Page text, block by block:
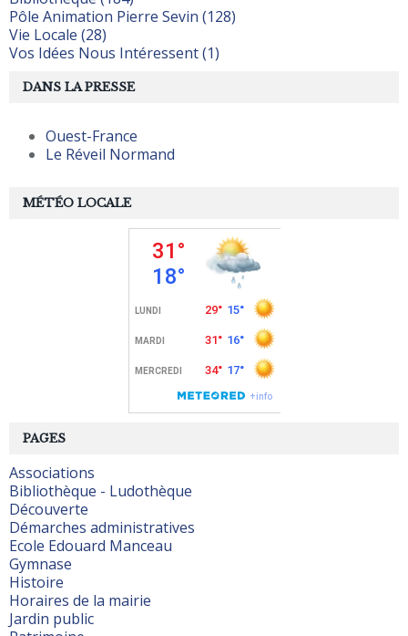
PAGES
Associations
Bibliothèque - Ludothèque
Découverte
Démarches administratives
Ecole Edouard Manceau
Gymnase
Histoire
Horaires de la mairie
Jardin public
Pôle Animation Pierre Sevin (128)
Vie Locale (28)
Vos Idées Nous Intéressent (1)
MÉTÉO LOCALE
DANS LA PRESSE
Ouest-France
Le Réveil Normand